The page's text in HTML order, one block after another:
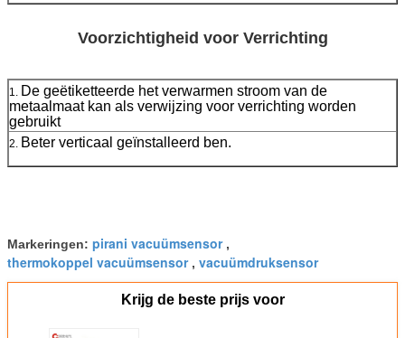
Voorzichtigheid voor Verrichting
1. De geëtiketteerde het verwarmen stroom van de
metaalmaat kan als verwijzing voor verrichting worden
gebruikt
2. Beter verticaal geïnstalleerd ben.
Markeringen: pirani vacuümsensor,
thermokoppel vacuümsensor, vacuümdruksensor
Krijg de beste prijs voor